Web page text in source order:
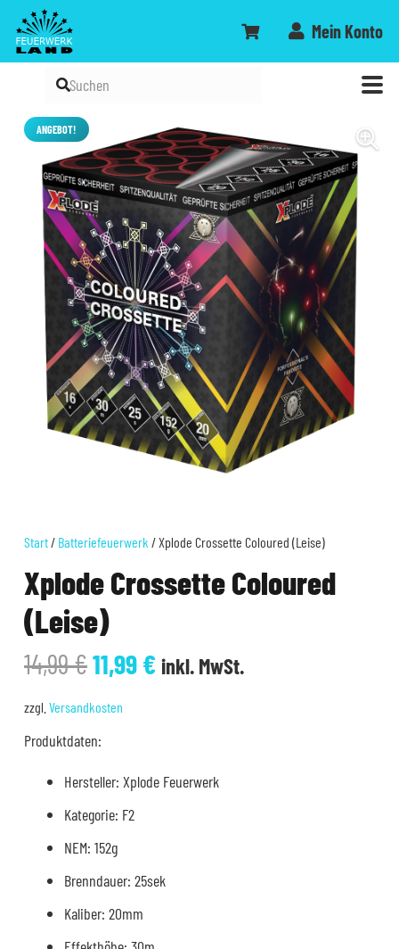
Mein Konto
ANGEBOT!
Start/ Batteriefeuerwerk / Xplode Crossette Coloured (Leise)
Xplode Crossette Coloured
(Leise)
14,99€Ursprünglicher
Preis
war:
14,99 €
11,99€Aktueller
inkl. MwSt.
zzgl. Versandkosten
Produktdaten:
Hersteller: Xplode Feuerwerk
Kategorie: F2
NEM: 152g
Brenndauer: 25sek
Kaliber: 20mm